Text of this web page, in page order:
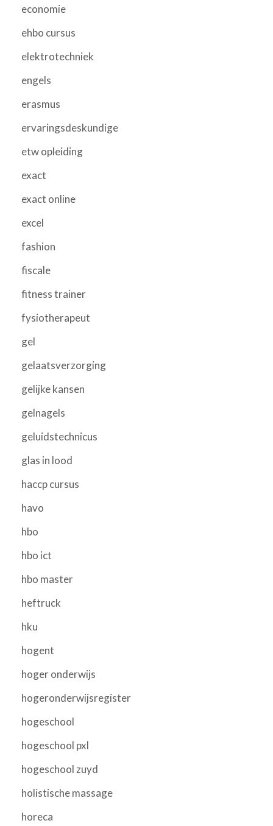
economie
ehbo cursus
elektrotechniek
engels
erasmus
ervaringsdeskundige
etw opleiding
exact
exact online
excel
fashion
fiscale
fitness trainer
fysiotherapeut
gel
gelaatsverzorging
gelijke kansen
gelnagels
geluidstechnicus
glas in lood
haccp cursus
havo
hbo
hbo ict
hbo master
heftruck
hku
hogent
hoger onderwijs
hogeronderwijsregister
hogeschool
hogeschool pxl
hogeschool zuyd
holistische massage
horeca